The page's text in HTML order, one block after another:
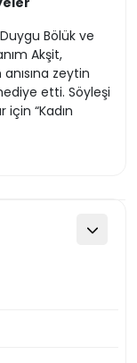
Bölük ve
Akşit,
zeytin
etti. Söyleşi
“Kadın